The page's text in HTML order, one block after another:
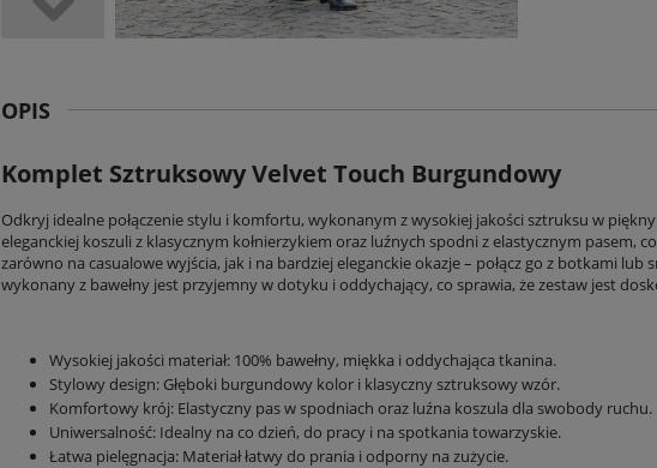
OPIS
Komplet Sztruksowy Velvet Touch Burgundowy
Odkryj idealne połączenie stylu i komfortu, wykonanym z wysokiej jakości sztruksu w
eleganckiej koszuli z klasycznym kołnierzykiem oraz luźnych spodni z elastycznym pasem,
zarówno na casualowe wyjścia, jak i na bardziej eleganckie okazje – połącz go z botkami
wykonany z bawełny jest przyjemny w dotyku i oddychający, co sprawia, że zestaw jest
Wysokiej jakości materiał: 100% bawełny, miękka i oddychająca tkanina.
Stylowy design: Głęboki burgundowy kolor i klasyczny sztruksowy wzór.
Komfortowy krój: Elastyczny pas w spodniach oraz luźna koszula dla swobody ruchu.
Uniwersalność: Idealny na co dzień, do pracy i na spotkania towarzyskie.
Łatwa pielęgnacja: Materiał łatwy do prania i odporny na zużycie.